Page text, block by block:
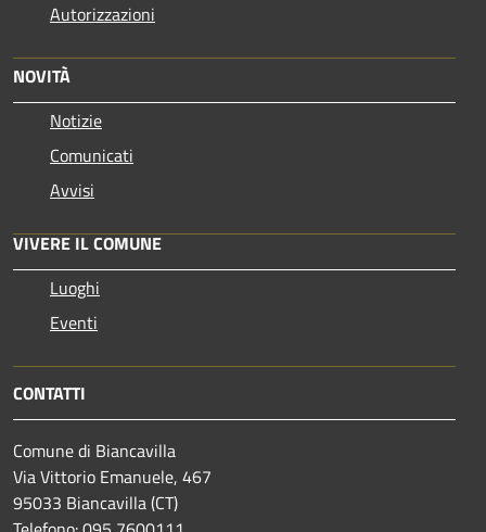
Autorizzazioni
NOVITÀ
Notizie
Comunicati
Avvisi
VIVERE IL COMUNE
Luoghi
Eventi
CONTATTI
Comune di Biancavilla
Via Vittorio Emanuele, 467
95033 Biancavilla (CT)